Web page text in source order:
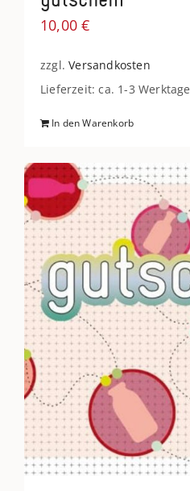
10,00€
zzgl.Versandkosten
Lieferzeit: ca. 1-3 Werktage
In den Warenkorb